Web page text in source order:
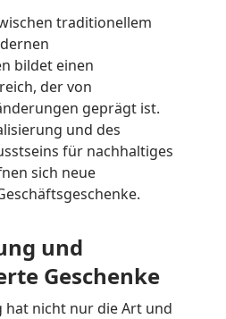
traditionellem
bildet einen
der von
geprägt ist.
und des
für nachhaltiges
sich neue
und
Geschenke
hat nicht nur die Art und